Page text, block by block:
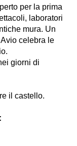
per la prima
laboratori
mura. Un
celebra le
giorni di
il castello.